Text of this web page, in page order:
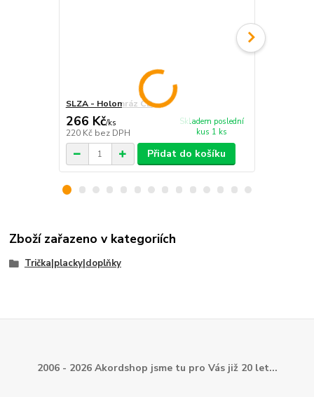
SLZA - Holomráz CD
266 Kč/ks
220 Kč bez DPH
Skladem poslední
kus 1 ks
Přidat do košíku
Zboží zařazeno v kategoriích
Trička|placky|doplňky
2006 - 2026 Akordshop jsme tu pro Vás již 20 let...